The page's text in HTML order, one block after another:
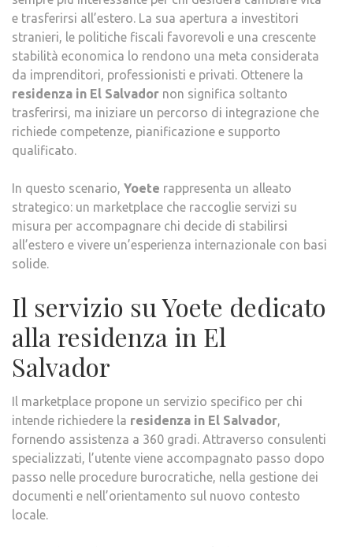
e trasferirsi all’estero. La sua apertura a investitori
stranieri, le politiche fiscali favorevoli e una crescente
stabilità economica lo rendono una meta considerata
da imprenditori, professionisti e privati. Ottenere la
residenza in El Salvador non significa soltanto
trasferirsi, ma iniziare un percorso di integrazione che
richiede competenze, pianificazione e supporto
qualificato.
In questo scenario, Yoete rappresenta un alleato
strategico: un marketplace che raccoglie servizi su
misura per accompagnare chi decide di stabilirsi
all’estero e vivere un’esperienza internazionale con basi
solide.
Il servizio su Yoete dedicato
alla residenza in El
Salvador
Il marketplace propone un servizio specifico per chi
intende richiedere la residenza in El Salvador,
fornendo assistenza a 360 gradi. Attraverso consulenti
specializzati, l’utente viene accompagnato passo dopo
passo nelle procedure burocratiche, nella gestione dei
documenti e nell’orientamento sul nuovo contesto
locale.